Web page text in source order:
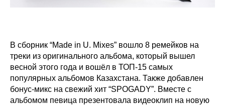
В сборник “Made in U. Mixes” вошло 8 ремейков на
треки из оригинального альбома, который вышел
весной этого года и вошёл в ТОП-15 самых
популярных альбомов Казахстана. Также добавлен
бонус-микс на свежий хит “SPOGADY”. Вместе с
альбомом певица презентовала видеоклип на новую